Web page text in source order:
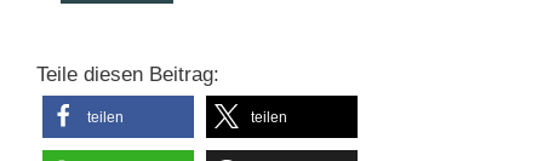
Teile diesen Beitrag:
teilen teilen